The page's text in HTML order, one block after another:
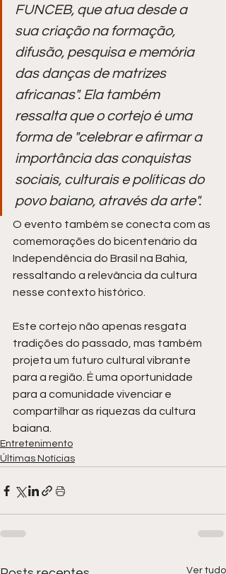
FUNCEB, que atua desde a
sua criação na formação,
difusão, pesquisa e memória
das danças de matrizes
africanas". Ela também
ressalta que o cortejo é uma
forma de "celebrar e afirmar a
importância das conquistas
sociais, culturais e políticas do
povo baiano, através da arte".
O evento também se conecta com as
comemorações do bicentenário da
Independência do Brasil na Bahia,
ressaltando a relevância da cultura
nesse contexto histórico.
Este cortejo não apenas resgata
tradições do passado, mas também
projeta um futuro cultural vibrante
para a região. É uma oportunidade
para a comunidade vivenciar e
compartilhar as riquezas da cultura
baiana.
Entretenimento
Últimas Notícias
Ver tudo